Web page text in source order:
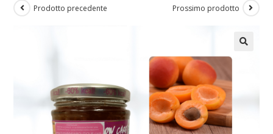
Prodotto precedente Prossimo prodotto